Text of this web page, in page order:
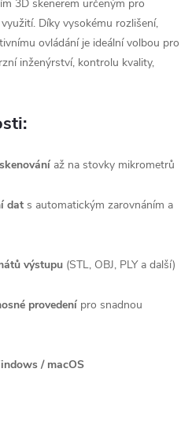
3D skenerem určeným pro
Díky vysokému rozlišení,
ovládání je ideální volbou pro
inženýrství, kontrolu kvality,
až na stovky mikrometrů
dat s automatickým zarovnáním a
výstupu (STL, OBJ, PLY a další)
provedení pro snadnou
/ macOS